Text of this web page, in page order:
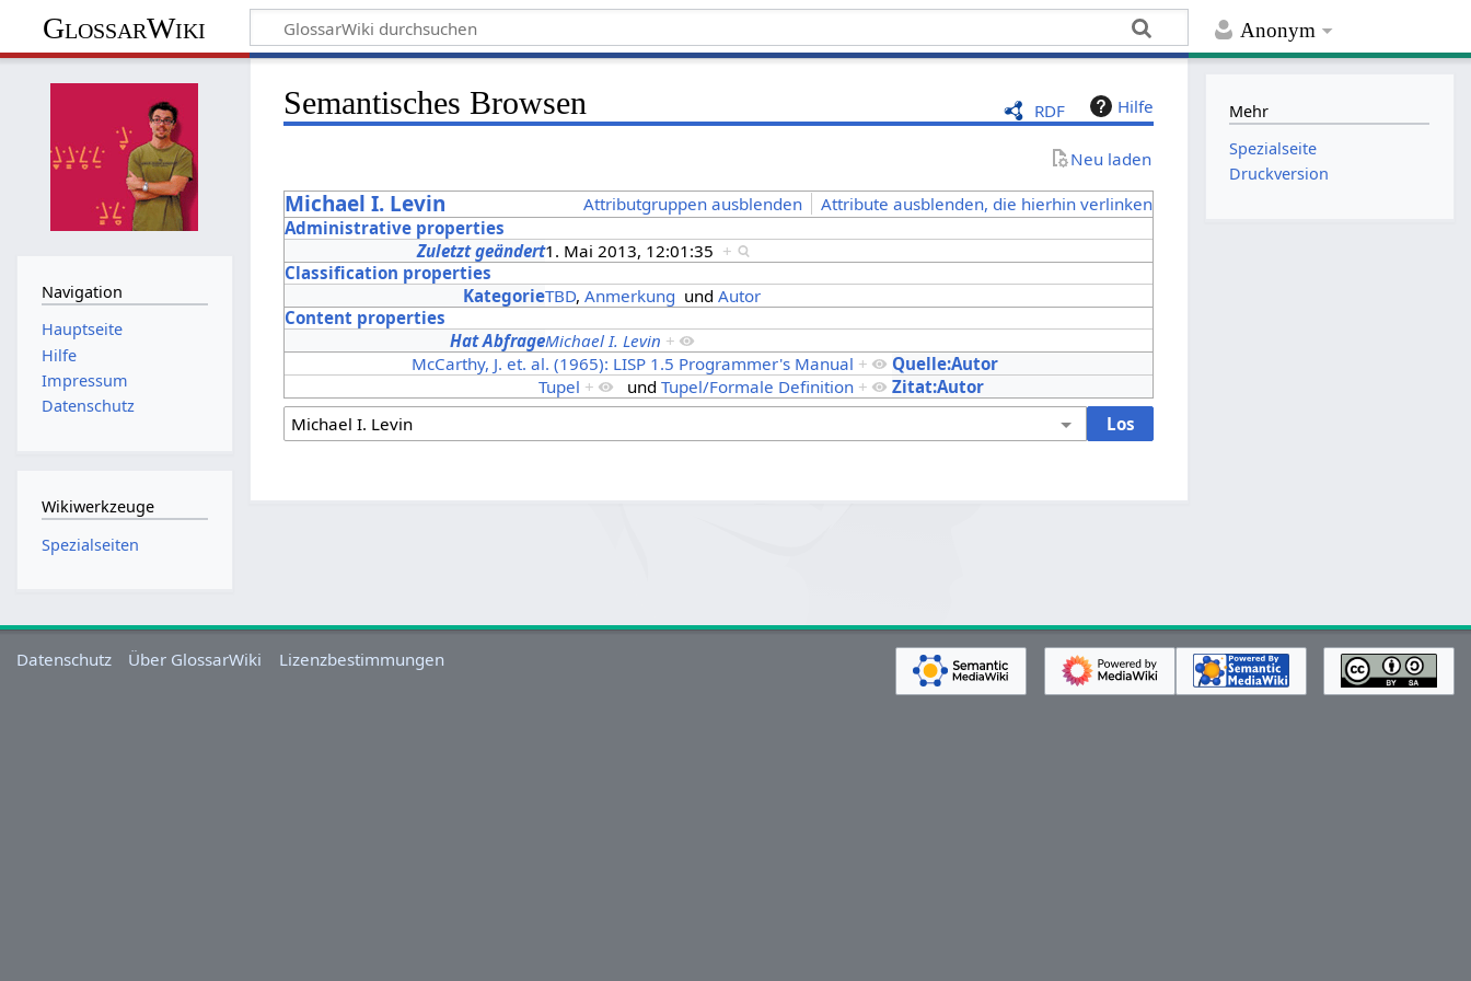
Anonym
GlossarWiki
RDF Hilfe
Semantisches Browsen
Neu laden
Michael I. Levin Attributgruppen ausblenden
Attribute ausblenden, die hierhin verlinken
Administrative properties
Zuletzt geändert1. Mai 2013, 12:01:35 +
Classification properties
KategorieTBD,Anmerkung undAutor
Content properties
Hat AbfrageMichael I. Levin +
Quelle:Autor
McCarthy, J. et. al. (1965): LISP 1.5 Programmer's Manual +
Zitat:Autor
Tupel + undTupel/Formale Definition +
Navigation
Hauptseite
Hilfe
Impressum
Datenschutz
Wikiwerkzeuge
Spezialseiten
Mehr
Spezialseite
Druckversion
Datenschutz Über GlossarWiki Lizenzbestimmungen